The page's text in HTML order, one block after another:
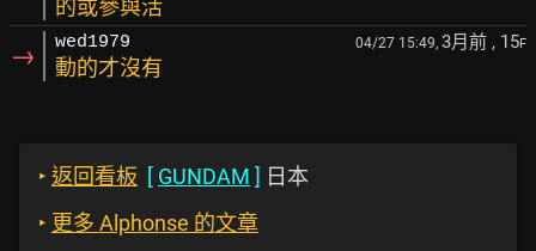
的或參與活
→ wed1979 04/27 15:49, 3月前 , 15F
動的才沒有
‣ 返回看板 [ GUNDAM ] 日本
‣ 更多 Alphonse 的文章